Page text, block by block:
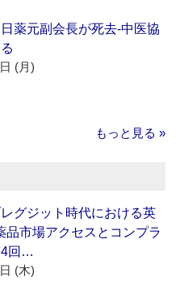
日薬元副会長が死去‐中医協
(月)
もっと見る »
レグジット時代における英
品市場アクセスとコンプラ
4回…
(木)